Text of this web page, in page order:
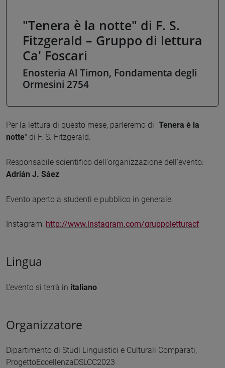
"Tenera è la notte" di F. S.
Fitzgerald – Gruppo di lettura
Ca' Foscari
Enosteria Al Timon, Fondamenta degli
Ormesini 2754
Per la lettura di questo mese, parleremo di "Tenera è la
notte" di F. S. Fitzgerald.
Responsabile scientifico dell'organizzazione dell'evento:
Adrián J. Sáez
Evento aperto a studenti e pubblico in generale.
Instagram: http://www.instagram.com/gruppoletturacf
Lingua
L'evento si terrà in italiano
Organizzatore
Dipartimento di Studi Linguistici e Culturali Comparati,
ProgettoEccellenzaDSLCC2023